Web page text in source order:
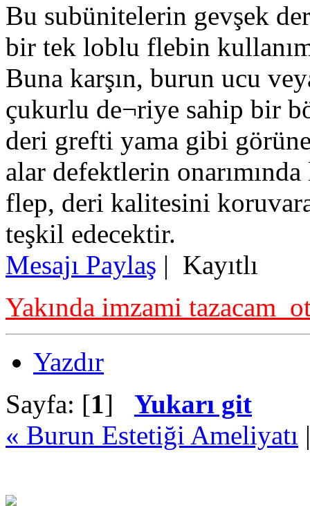
Bu subünitelerin gevşek
bir tek loblu flebin
Buna karşın, burun ucu
çukurlu de¬riye sahip bir
deri grefti yama gibi
alar defektlerin
flep, deri kalitesini
teşkil edecektir.
Mesajı Paylaş | Kayıtlı
Yakında imzami tazacam
Yazdır
Sayfa: [1] Yukarı git
« Burun Estetiği Ameliyatı